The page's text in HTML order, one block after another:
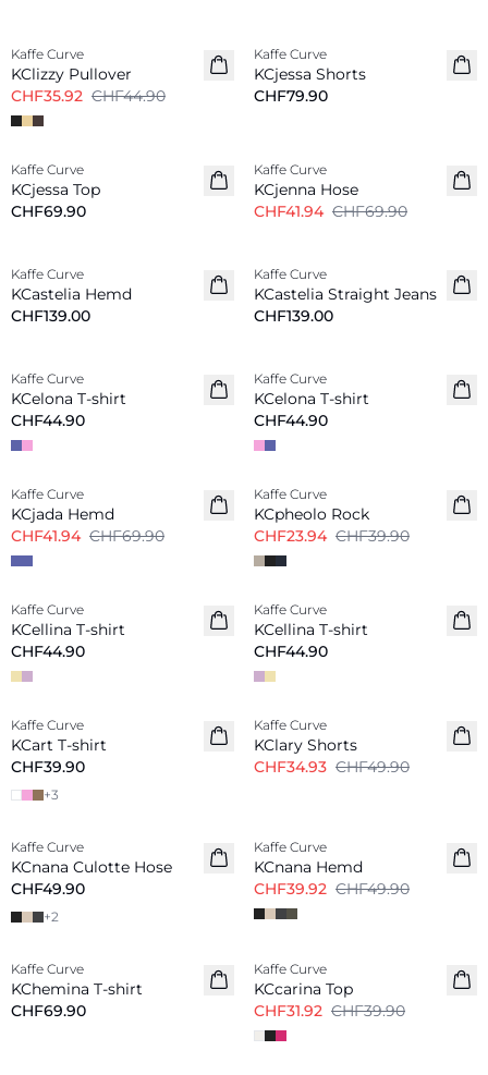
Kaffe Curve
KClizzy Pullover
CHF35.92 CHF44.90
Neu
Kaffe Curve
KCjessa Shorts
CHF79.90
Neu
Kaffe Curve
KCjessa Top
CHF69.90
Kaffe Curve
KCjenna Hose
CHF41.94 CHF69.90
Neu
Kaffe Curve
KCastelia Hemd
CHF139.00
Neu
Kaffe Curve
KCastelia Straight Jeans
CHF139.00
Neu
Kaffe Curve
KCelona T-shirt
CHF44.90
Neu
Kaffe Curve
KCelona T-shirt
CHF44.90
-40%
Kaffe Curve
KCjada Hemd
CHF41.94 CHF69.90
-40%
Kaffe Curve
KCpheolo Rock
CHF23.94 CHF39.90
Neu
Kaffe Curve
KCellina T-shirt
CHF44.90
Neu
Kaffe Curve
KCellina T-shirt
CHF44.90
Kaffe Curve
KCart T-shirt
CHF39.90
+3
-30%
Kaffe Curve
KClary Shorts
CHF34.93 CHF49.90
Kaffe Curve
KCnana Culotte Hose
CHF49.90
+2
Kaffe Curve
KCnana Hemd
CHF39.92 CHF49.90
Neu
Kaffe Curve
KChemina T-shirt
CHF69.90
Kaffe Curve
KCcarina Top
CHF31.92 CHF39.90
-50%